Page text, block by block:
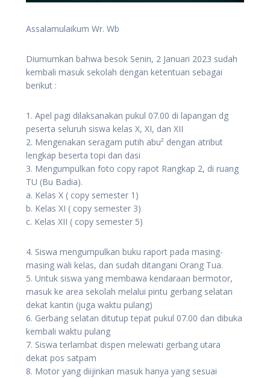
Assalamulaikum Wr. Wb
Diumumkan bahwa besok Senin, 2 Januari 2023 sudah
kembali masuk sekolah dengan ketentuan sebagai
berikut :
1. Apel pagi dilaksanakan pukul 07.00 di lapangan dg
peserta seluruh siswa kelas X, XI, dan XII
2. Mengenakan seragam putih abu² dengan atribut
lengkap beserta topi dan dasi
3. Mengumpulkan foto copy rapot Rangkap 2, di ruang
TU (Bu Badia).
a. Kelas X ( copy semester 1)
b. Kelas XI ( copy semester 3)
c. Kelas XII ( copy semester 5)
4. Siswa mengumpulkan buku raport pada masing-
masing wali kelas, dan sudah ditangani Orang Tua.
5. Untuk siswa yang membawa kendaraan bermotor,
masuk ke area sekolah melalui pintu gerbang selatan
dekat kantin (juga waktu pulang)
6. Gerbang selatan ditutup tepat pukul 07.00 dan dibuka
kembali waktu pulang
7. Siswa terlambat dispen melewati gerbang utara
dekat pos satpam
8. Motor yang diijinkan masuk hanya yang sesuai